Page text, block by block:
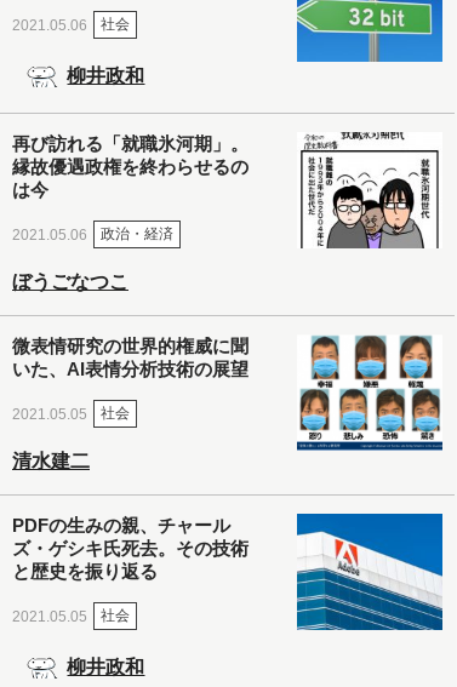
2021.05.06 社会
柳井政和
再び訪れる「就職氷河期」。
縁故優遇政権を終わらせるの
は今
2021.05.06 政治・経済
ぼうごなつこ
微表情研究の世界的権威に聞
いた、AI表情分析技術の展望
2021.05.05 社会
清水建二
PDFの生みの親、チャール
ズ・ゲシキ氏死去。その技術
と歴史を振り返る
2021.05.05 社会
柳井政和